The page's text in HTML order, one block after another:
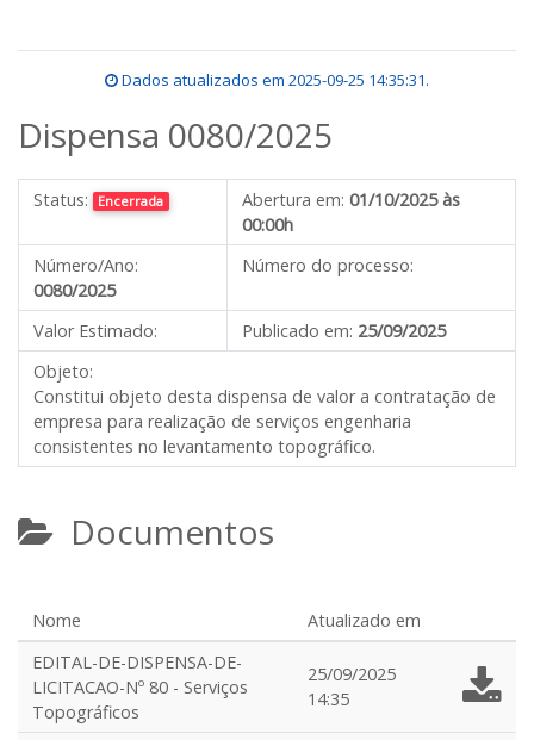
Dados atualizados em 2025-09-25 14:35:31.
Dispensa 0080/2025
Status: Encerrada Abertura em: 01/10/2025 às
00:00h
Número/Ano:
0080/2025
Número do processo:
Valor Estimado: Publicado em: 25/09/2025
Objeto:
Constitui objeto desta dispensa de valor a contratação de
empresa para realização de serviços engenharia
consistentes no levantamento topográfico.
Documentos
Nome
Atualizado em
EDITAL-DE-DISPENSA-DE-
LICITACAO-Nº 80 - Serviços
Topográficos
25/09/2025
14:35